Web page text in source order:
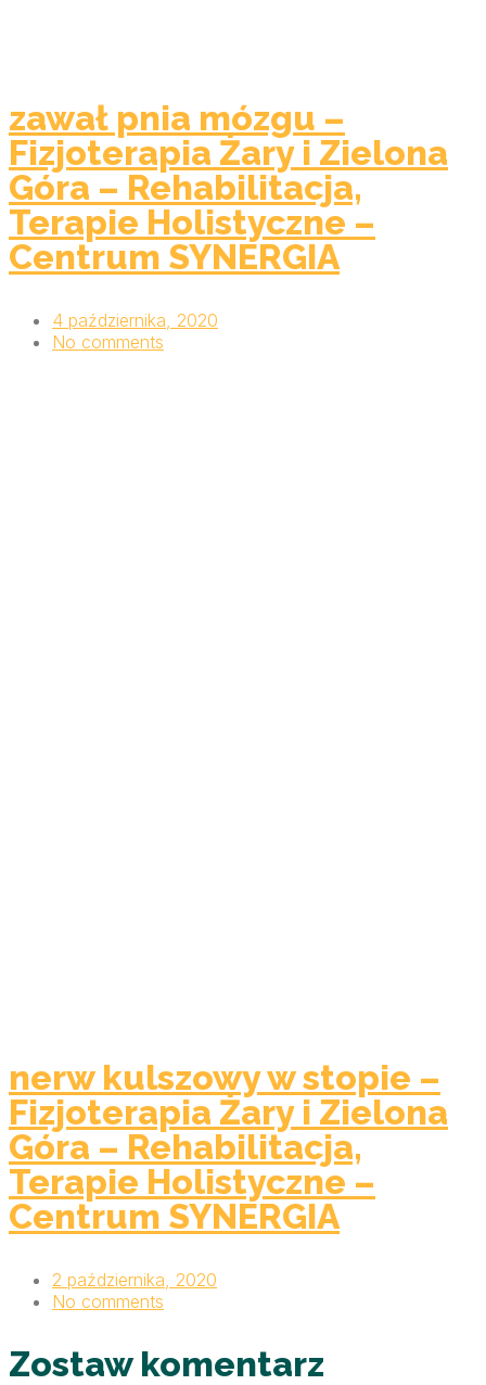
zawał pnia mózgu –
Fizjoterapia Żary i Zielona
Góra – Rehabilitacja,
Terapie Holistyczne –
Centrum SYNERGIA
4 października, 2020
No comments
nerw kulszowy w stopie –
Fizjoterapia Żary i Zielona
Góra – Rehabilitacja,
Terapie Holistyczne –
Centrum SYNERGIA
2 października, 2020
No comments
Zostaw komentarz